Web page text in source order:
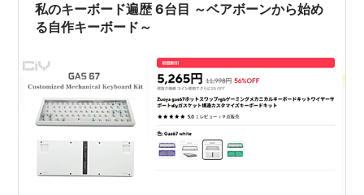
私のキーボード遍歴 6台目 ～ベアボーンから始め
る自作キーボード～